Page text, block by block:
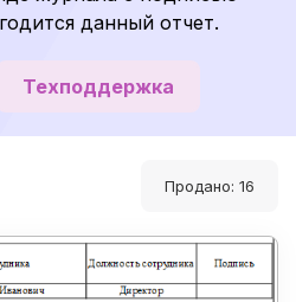
данный отчет.
Техподдержка
Продано: 16